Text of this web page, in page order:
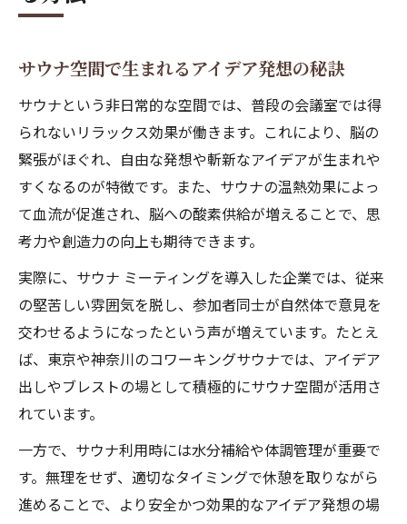
サウナ空間で生まれるアイデア発想の秘訣
サウナという非日常的な空間では、普段の会議室では得
られないリラックス効果が働きます。これにより、脳の
緊張がほぐれ、自由な発想や斬新なアイデアが生まれや
すくなるのが特徴です。また、サウナの温熱効果によっ
て血流が促進され、脳への酸素供給が増えることで、思
考力や創造力の向上も期待できます。
実際に、サウナ ミーティングを導入した企業では、従来
の堅苦しい雰囲気を脱し、参加者同士が自然体で意見を
交わせるようになったという声が増えています。たとえ
ば、東京や神奈川のコワーキングサウナでは、アイデア
出しやブレストの場として積極的にサウナ空間が活用さ
れています。
一方で、サウナ利用時には水分補給や体調管理が重要で
す。無理をせず、適切なタイミングで休憩を取りながら
進めることで、より安全かつ効果的なアイデア発想の場